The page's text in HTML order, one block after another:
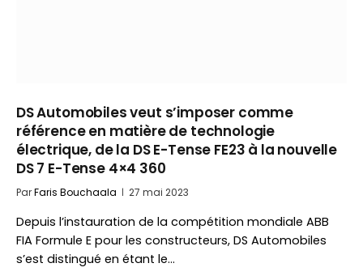
DS Automobiles veut s’imposer comme
référence en matière de technologie
électrique, de la DS E-Tense FE23 à la nouvelle
DS 7 E-Tense 4×4 360
ParFaris Bouchaala 27 mai 2023
Depuis l’instauration de la compétition mondiale ABB
FIA Formule E pour les constructeurs, DS Automobiles
s’est distingué en étant le…